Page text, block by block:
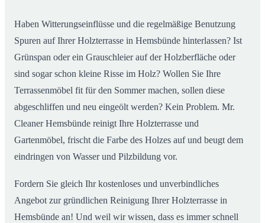
Haben Witterungseinflüsse und die regelmäßige Benutzung
Spuren auf Ihrer Holzterrasse in Hemsbünde hinterlassen? Ist
Grünspan oder ein Grauschleier auf der Holzberfläche oder
sind sogar schon kleine Risse im Holz? Wollen Sie Ihre
Terrassenmöbel fit für den Sommer machen, sollen diese
abgeschliffen und neu eingeölt werden? Kein Problem. Mr.
Cleaner Hemsbünde reinigt Ihre Holzterrasse und
Gartenmöbel, frischt die Farbe des Holzes auf und beugt dem
eindringen von Wasser und Pilzbildung vor.
Fordern Sie gleich Ihr kostenloses und unverbindliches
Angebot zur gründlichen Reinigung Ihrer Holzterrasse in
Hemsbünde an! Und weil wir wissen, dass es immer schnell